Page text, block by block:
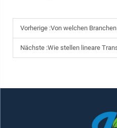
Vorherige :Von welchen Branchen
Nächste :Wie stellen lineare Transformatoren eine